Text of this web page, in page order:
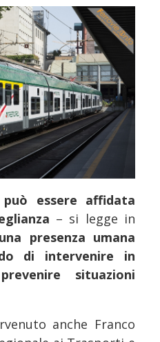
essere affidata
– si legge in
presenza umana
di intervenire in
situazioni
anche Franco